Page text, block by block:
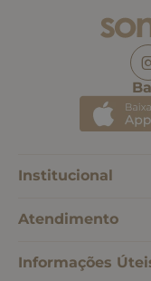
Institucional
Atendimento
Informações